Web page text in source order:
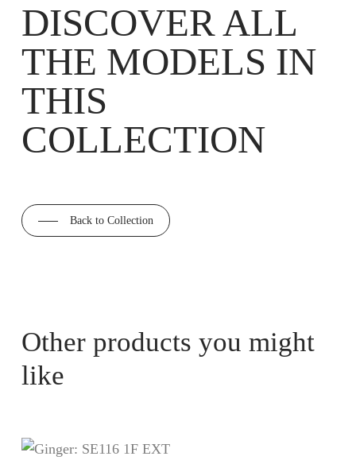
DISCOVER ALL
THE MODELS IN
THIS
COLLECTION
Back to Collection
Other products you might
like